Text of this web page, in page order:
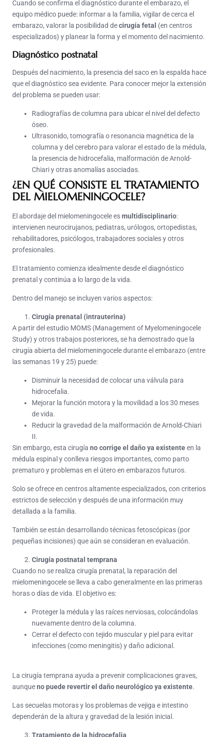
Cuando se confirma el diagnóstico durante el embarazo, el
equipo médico puede: informar a la familia, vigilar de cerca el
embarazo, valorar la posibilidad decirugía fetal (en centros
especializados) y planear la forma y el momento del nacimiento.
Diagnóstico postnatal
Después del nacimiento, la presencia del saco en la espalda hace
que el diagnóstico sea evidente. Para conocer mejor la extensión
del problema se pueden usar:
Radiografías de columna para ubicar el nivel del defecto
óseo.
Ultrasonido, tomografía o resonancia magnética de la
columna y del cerebro para valorar el estado de la médula,
la presencia de hidrocefalia, malformación de Arnold-
Chiari y otras anomalías asociadas.
¿EN QUÉ CONSISTE EL TRATAMIENTO
DEL MIELOMENINGOCELE?
El abordaje del mielomeningocele esmultidisciplinario:
intervienen neurocirujanos, pediatras, urólogos, ortopedistas,
rehabilitadores, psicólogos, trabajadores sociales y otros
profesionales.
El tratamiento comienza idealmente desde el diagnóstico
prenatal y continúa a lo largo de la vida.
Dentro del manejo se incluyen varios aspectos:
Cirugía prenatal (intrauterina)
A partir del estudio MOMS (Management of Myelomeningocele
Study) y otros trabajos posteriores, se ha demostrado que la
cirugía abierta del mielomeningocele durante el embarazo (entre
las semanas 19 y 25) puede:
Disminuir la necesidad de colocar una válvula para
hidrocefalia.
Mejorar la función motora y la movilidad a los 30 meses
de vida.
Reducir la gravedad de la malformación de Arnold-Chiari
II.
Sin embargo, esta cirugía no corrige el daño ya existenteen la
médula espinal y conlleva riesgos importantes, como parto
prematuro y problemas en el útero en embarazos futuros.
Solo se ofrece en centros altamente especializados, con criterios
estrictos de selección y después de una información muy
detallada a la familia.
También se están desarrollando técnicas fetoscópicas (por
pequeñas incisiones) que aún se consideran en evaluación.
Cirugía postnatal temprana
Cuando no se realiza cirugía prenatal, la reparación del
mielomeningocele se lleva a cabo generalmente en las primeras
horas o días de vida. El objetivo es:
Proteger la médula y las raíces nerviosas, colocándolas
nuevamente dentro de la columna.
Cerrar el defecto con tejido muscular y piel para evitar
infecciones (como meningitis) y daño adicional.
La cirugía temprana ayuda a prevenir complicaciones graves,
aunqueno puede revertir el daño neurológico ya existente.
Las secuelas motoras y los problemas de vejiga e intestino
dependerán de la altura y gravedad de la lesión inicial.
Tratamiento de la hidrocefalia